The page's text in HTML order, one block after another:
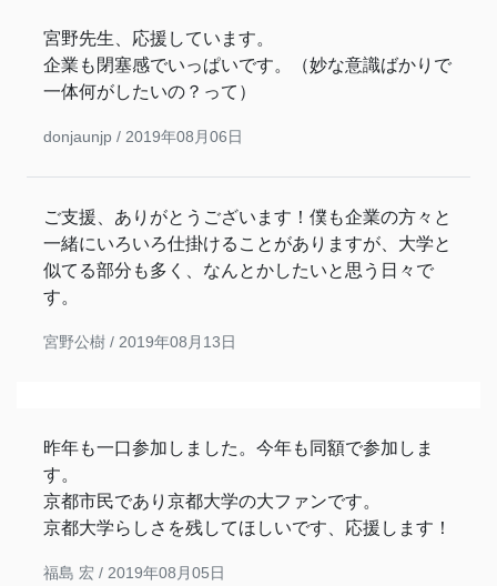
宮野先生、応援しています。
企業も閉塞感でいっぱいです。（妙な意識ばかりで
一体何がしたいの？って）
donjaunjp / 2019年08月06日
ご支援、ありがとうございます！僕も企業の方々と
一緒にいろいろ仕掛けることがありますが、大学と
似てる部分も多く、なんとかしたいと思う日々で
す。
宮野公樹 / 2019年08月13日
昨年も一口参加しました。今年も同額で参加しま
す。
京都市民であり京都大学の大ファンです。
京都大学らしさを残してほしいです、応援します！
福島 宏 / 2019年08月05日